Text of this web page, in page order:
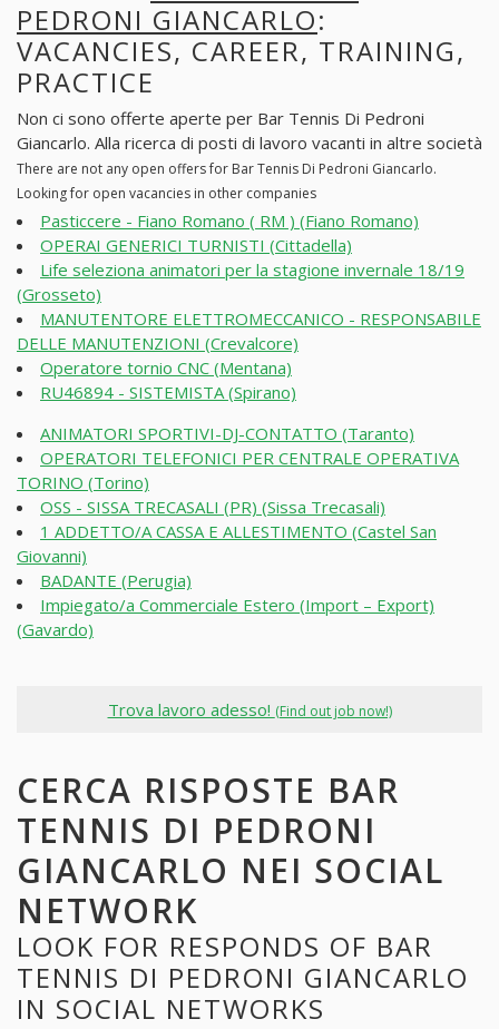
PEDRONI GIANCARLO:
VACANCIES, CAREER, TRAINING,
PRACTICE
Non ci sono offerte aperte per Bar Tennis Di Pedroni
Giancarlo. Alla ricerca di posti di lavoro vacanti in altre società
There are not any open offers for Bar Tennis Di Pedroni Giancarlo.
Looking for open vacancies in other companies
Pasticcere - Fiano Romano ( RM ) (Fiano Romano)
OPERAI GENERICI TURNISTI (Cittadella)
Life seleziona animatori per la stagione invernale 18/19
(Grosseto)
MANUTENTORE ELETTROMECCANICO - RESPONSABILE
DELLE MANUTENZIONI (Crevalcore)
Operatore tornio CNC (Mentana)
RU46894 - SISTEMISTA (Spirano)
ANIMATORI SPORTIVI-DJ-CONTATTO (Taranto)
OPERATORI TELEFONICI PER CENTRALE OPERATIVA
TORINO (Torino)
OSS - SISSA TRECASALI (PR) (Sissa Trecasali)
1 ADDETTO/A CASSA E ALLESTIMENTO (Castel San
Giovanni)
BADANTE (Perugia)
Impiegato/a Commerciale Estero (Import – Export)
(Gavardo)
Trova lavoro adesso! (Find out job now!)
CERCA RISPOSTE BAR
TENNIS DI PEDRONI
GIANCARLO NEI SOCIAL
NETWORK
LOOK FOR RESPONDS OF BAR
TENNIS DI PEDRONI GIANCARLO
IN SOCIAL NETWORKS